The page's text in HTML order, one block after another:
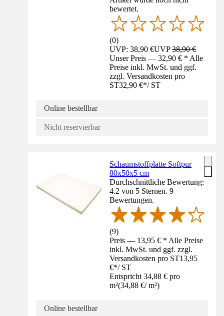
bewertet.
(0)
UVP: 38,90 €UVP38,90 €
Unser Preis — 32,90 € * Alle
Preise inkl. MwSt. und ggf.
zzgl. Versandkosten pro
ST32,90 €*/ ST
Online bestellbar
Nicht reservierbar
Schaumstoffplatte Softpur
80x50x5 cm
Durchschnittliche Bewertung:
4.2 von 5 Sternen. 9
Bewertungen.
(9)
Preis — 13,95 € * Alle Preise
inkl. MwSt. und ggf. zzgl.
Versandkosten pro ST13,95
€*/ ST
Entspricht 34,88 € pro
m²(34,88 €/ m²)
Online bestellbar